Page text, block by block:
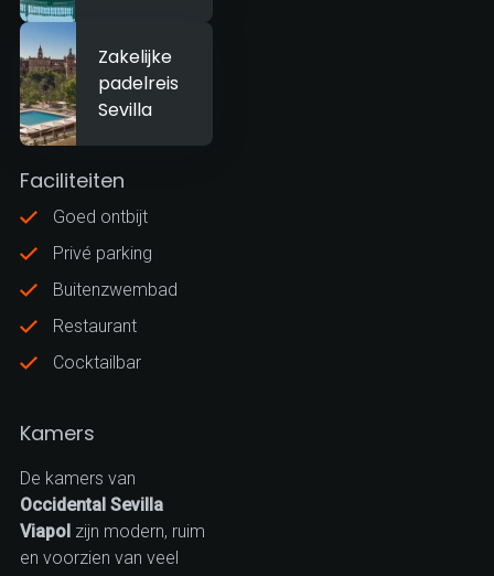
Zakelijke
padelreis
Sevilla
Faciliteiten
Goed ontbijt
Privé parking
Buitenzwembad
Restaurant
Cocktailbar
Kamers
De kamers van
Occidental Sevilla
Viapol zijn modern, ruim
en voorzien van veel